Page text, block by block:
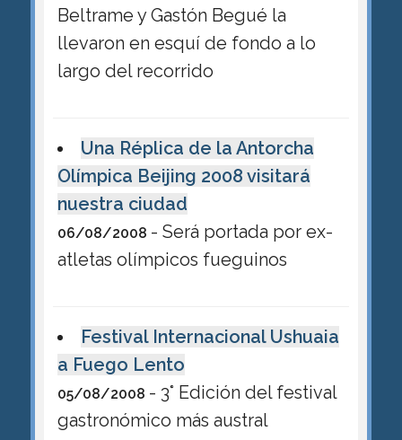
Beltrame y Gastón Begué la
llevaron en esquí de fondo a lo
largo del recorrido
Una Réplica de la Antorcha
Olímpica Beijing 2008 visitará
nuestra ciudad
06/08/2008 - Será portada por ex-
atletas olímpicos fueguinos
Festival Internacional Ushuaia
a Fuego Lento
05/08/2008 - 3° Edición del festival
gastronómico más austral